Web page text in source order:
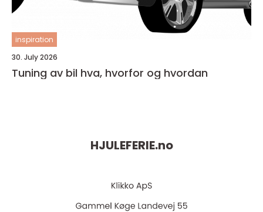
inspiration
30. July 2026
Tuning av bil hva, hvorfor og hvordan
HJULEFERIE.no